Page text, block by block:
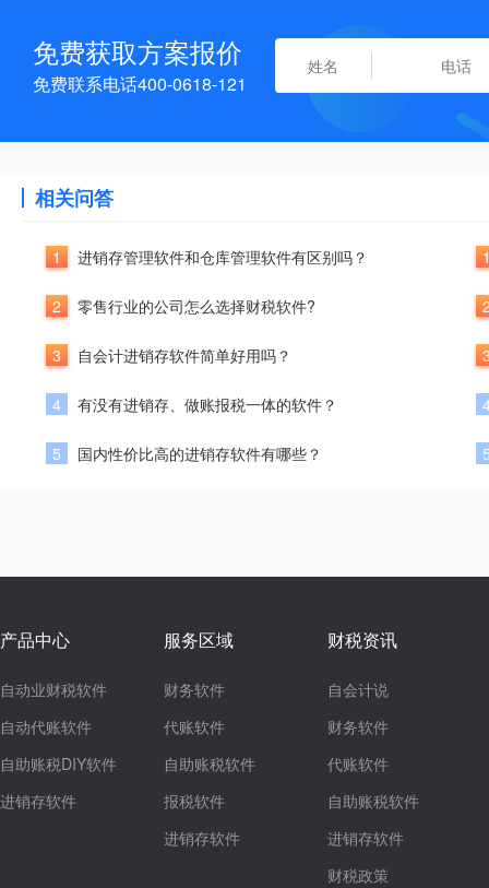
免费获取方案报价
免费联系电话400-0618-121
相关问答
1 进销存管理软件和仓库管理软件有区别吗？
2 零售行业的公司怎么选择财税软件?
3 自会计进销存软件简单好用吗？
4 有没有进销存、做账报税一体的软件？
5 国内性价比高的进销存软件有哪些？
产品中心
自动业财税软件
自动代账软件
自助账税DIY软件
进销存软件
服务区域
财务软件
代账软件
自助账税软件
报税软件
进销存软件
财税资讯
自会计说
财务软件
代账软件
自助账税软件
进销存软件
财税政策